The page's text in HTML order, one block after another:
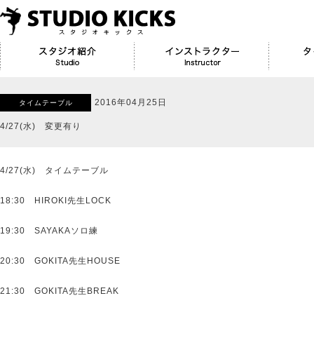
タイムテーブル 2016年04月25日
4/27(水) 変更有り
4/27(水) タイムテーブル
18:30 HIROKI先生LOCK
19:30 SAYAKAソロ練
20:30 GOKITA先生HOUSE
21:30 GOKITA先生BREAK